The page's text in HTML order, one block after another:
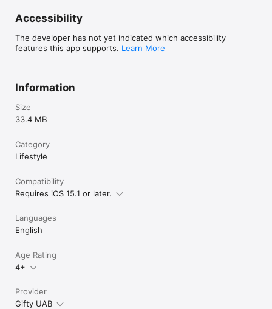
Accessibility
The developer has not yet indicated which accessibility
features this app supports. Learn More
Information
Size
33.4 MB
Category
Lifestyle
Compatibility
Requires iOS 15.1 or later.
Languages
English
Age Rating
4+
Provider
Gifty UAB